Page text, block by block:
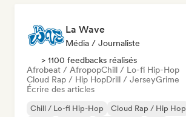
La Wave
Média / Journaliste
> 1100 feedbacks réalisés
Afrobeat / AfropopChill / Lo-fi Hip-Hop
Cloud Rap / Hip HopDrill / JerseyGrime
Écrire des articles
Chill / Lo-fi Hip-Hop Cloud Rap / Hip Hop